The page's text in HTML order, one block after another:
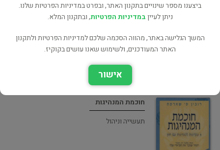
הנזיר שמכר את הפרארי שלי
חוכמת המנהיגות
תעשייה וניהול
ביצענו מספר שינויים בתקנון האתר, ובפרט במדיניות הפרטיות שלנו.
ניתן לעייןבמדיניות הפרטיות, ובתקנון המלא.
המשך הגלישה באתר, מהווה הסכמה שלכם למדיניות הפרטיות ולתקנון
האתר המעודכנים, ולשימוש שאנו עושים בקוקיז.
אישור